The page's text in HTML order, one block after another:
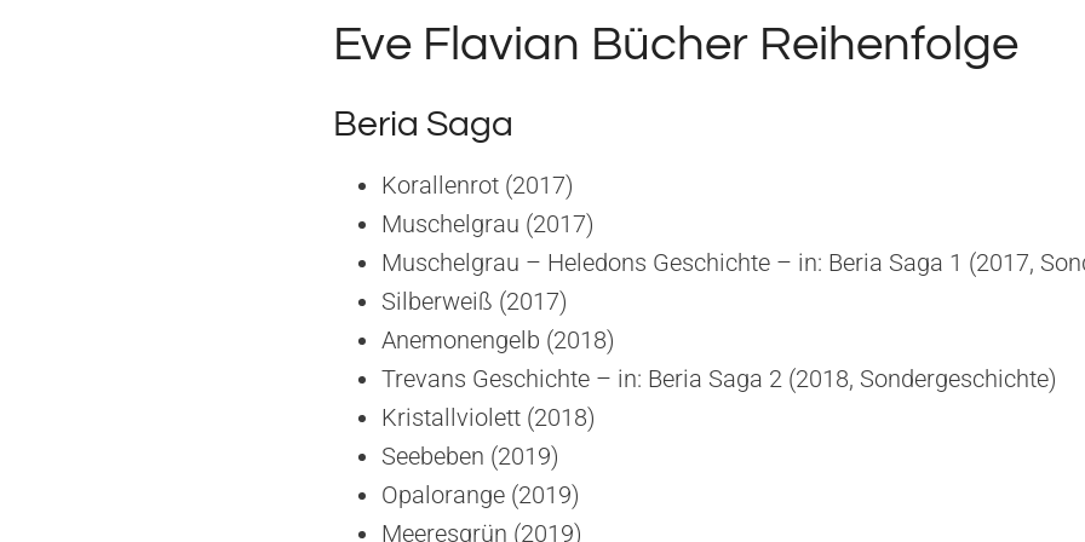
Eve Flavian Bücher Reihenfolge
Beria Saga
Korallenrot (2017)
Muschelgrau (2017)
Muschelgrau – Heledons Geschichte – in: Beria Saga 1 (2017,
Silberweiß (2017)
Anemonengelb (2018)
Trevans Geschichte – in: Beria Saga 2 (2018, Sondergeschichte)
Kristallviolett (2018)
Seebeben (2019)
Opalorange (2019)
Meeresgrün (2019)